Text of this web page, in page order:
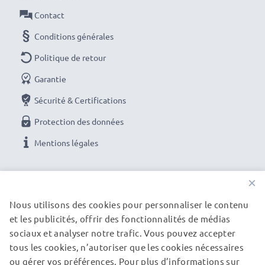
✔ Lecteurs DVD & Blu-ray
★ 3 ans de Garantie ★
Améliorez votre expérience de divertissement avec
nos câbles HDMI subtel, conçus pour des
performances exceptionnelles et une connectivité
optimale. Commandez dès maintenant pour une
Contact
Conditions générales
Politique de retour
Garantie
Sécurité & Certifications
Protection des données
Mentions légales
NOS PARTENAIRES DE LIVRAISON
×
Nous utilisons des cookies pour personnaliser le contenu
et les publicités, offrir des fonctionnalités de médias
sociaux et analyser notre trafic. Vous pouvez accepter
tous les cookies, n’autoriser que les cookies nécessaires
ou gérer vos préférences. Pour plus d’informations sur